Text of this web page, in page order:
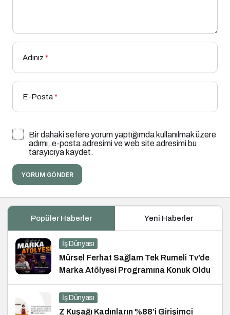
Adınız *
E-Posta*
Bir dahaki sefere yorum yaptığımda kullanılmak üzere
adımı, e-posta adresimi ve web site adresimi bu
tarayıcıya kaydet.
YORUM GÖNDER
Popüler Haberler Yeni Haberler
İş Dünyası
Mürsel Ferhat Sağlam Tek Rumeli Tv’de
Marka Atölyesi Programına Konuk Oldu
İş Dünyası
Z Kuşağı Kadınların %88’i Girişimci